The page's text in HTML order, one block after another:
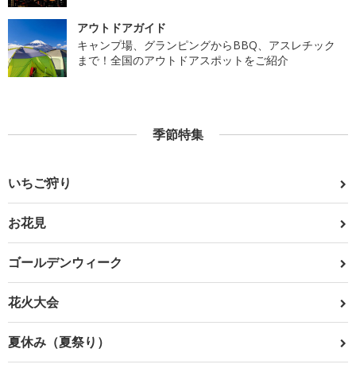
アウトドアガイド
キャンプ場、グランピングからBBQ、アスレチック
まで！全国のアウトドアスポットをご紹介
季節特集
いちご狩り
お花見
ゴールデンウィーク
花火大会
夏休み（夏祭り）